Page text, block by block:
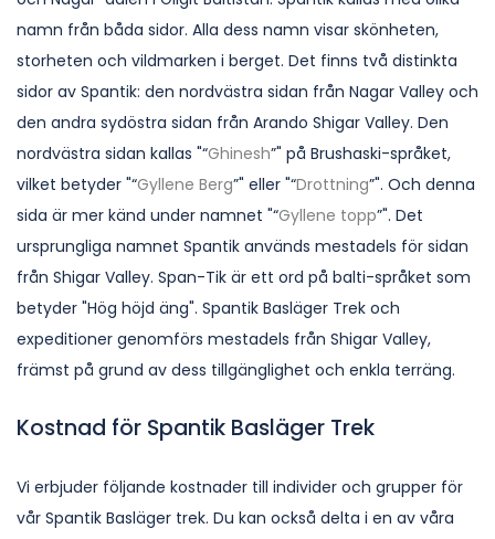
namn från båda sidor. Alla dess namn visar skönheten,
storheten och vildmarken i berget. Det finns två distinkta
sidor av Spantik: den nordvästra sidan från Nagar Valley och
den andra sydöstra sidan från Arando Shigar Valley. Den
nordvästra sidan kallas "“Ghinesh”" på Brushaski-språket,
vilket betyder "“Gyllene Berg”" eller "“Drottning”". Och denna
sida är mer känd under namnet "“Gyllene topp”". Det
ursprungliga namnet Spantik används mestadels för sidan
från Shigar Valley. Span-Tik är ett ord på balti-språket som
betyder "Hög höjd äng". Spantik Basläger Trek och
expeditioner genomförs mestadels från Shigar Valley,
främst på grund av dess tillgänglighet och enkla terräng.
Kostnad för Spantik Basläger Trek
Vi erbjuder följande kostnader till individer och grupper för
vår Spantik Basläger trek. Du kan också delta i en av våra